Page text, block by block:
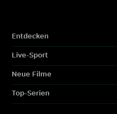
Entdecken
Live-Sport
Neue Filme
Top-Serien